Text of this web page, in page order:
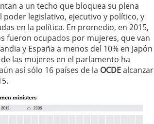
a un techo que bloquea su plena
legislativo, ejecutivo y político, y
en la política. En promedio, en 2015,
fueron ocupados por mujeres, que van
y España a menos del 10% en Japón
las mujeres en el parlamento ha
así sólo 16 países de la OCDEalcanzar